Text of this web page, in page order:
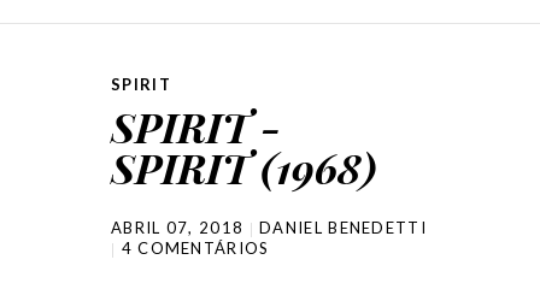
SPIRIT
SPIRIT -
SPIRIT (1968)
ABRIL 07, 2018
DANIEL BENEDETTI
4 COMENTÁRIOS